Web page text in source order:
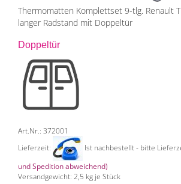
Thermomatten Komplettset 9-tlg. Renault
langer Radstand mit Doppeltür
Doppeltür
Art.Nr.: 372001
Lieferzeit:
Ist nachbestellt - bitte
und Spedition abweichend)
Versandgewicht: 2,5 kg je Stück